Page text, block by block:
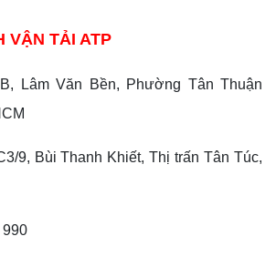
VẬN TẢI ATP
Lâm Văn Bền, Phường Tân Thuận
9, Bùi Thanh Khiết, Thị trấn Tân Túc,
990